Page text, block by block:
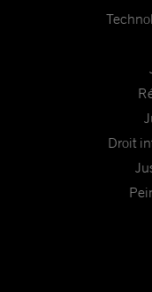
Droit